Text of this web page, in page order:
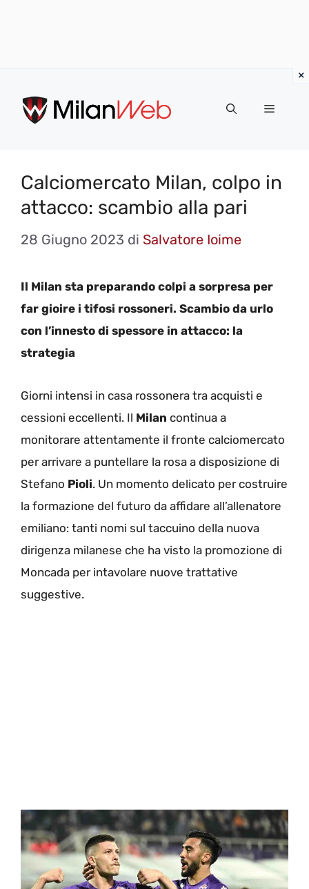
contenuto
MENU
Calciomercato Milan, colpo in
attacco: scambio alla pari
28 Giugno 2023 di Salvatore Ioime
Il Milan sta preparando colpi a sorpresa per
far gioire i tifosi rossoneri. Scambio da urlo
con l’innesto di spessore in attacco: la
strategia
Giorni intensi in casa rossonera tra acquisti e
cessioni eccellenti. Il Milan continua a
monitorare attentamente il fronte calciomercato
per arrivare a puntellare la rosa a disposizione di
Stefano Pioli. Un momento delicato per costruire
la formazione del futuro da affidare all’allenatore
emiliano: tanti nomi sul taccuino della nuova
dirigenza milanese che ha visto la promozione di
Moncada per intavolare nuove trattative
suggestive.